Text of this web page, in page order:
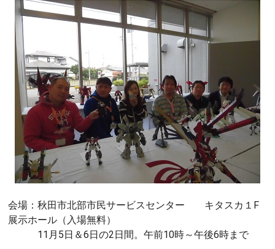
会場：秋田市北部市民サービスセンター キタスカ１F
展示ホール（入場無料）
11月5日＆6日の2日間。午前10時～午後6時まで